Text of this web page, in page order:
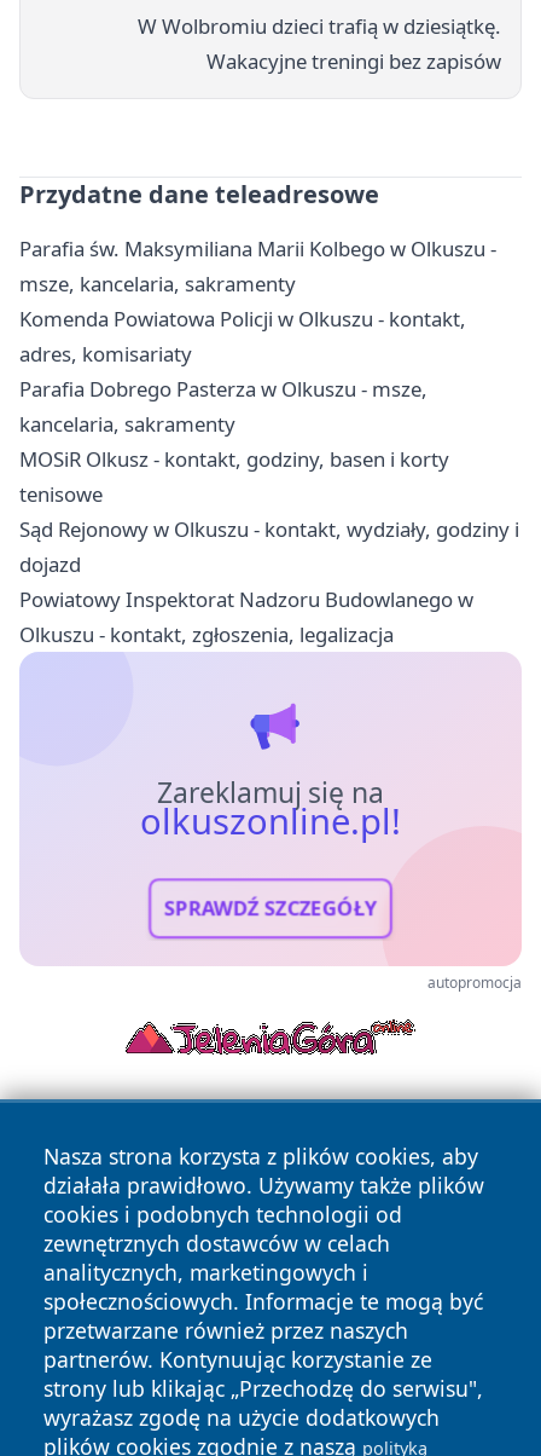
W Wolbromiu dzieci trafią w dziesiątkę.
Wakacyjne treningi bez zapisów
Przydatne dane teleadresowe
Parafia św. Maksymiliana Marii Kolbego w Olkuszu -
msze, kancelaria, sakramenty
Komenda Powiatowa Policji w Olkuszu - kontakt,
adres, komisariaty
Parafia Dobrego Pasterza w Olkuszu - msze,
kancelaria, sakramenty
MOSiR Olkusz - kontakt, godziny, basen i korty
tenisowe
Sąd Rejonowy w Olkuszu - kontakt, wydziały, godziny i
dojazd
Powiatowy Inspektorat Nadzoru Budowlanego w
Olkuszu - kontakt, zgłoszenia, legalizacja
Zareklamuj się na
olkuszonline.pl!
SPRAWDŹ SZCZEGÓŁY
autopromocja
Nasza strona korzysta z plików cookies, aby
działała prawidłowo. Używamy także plików
cookies i podobnych technologii od
zewnętrznych dostawców w celach
analitycznych, marketingowych i
społecznościowych. Informacje te mogą być
przetwarzane również przez naszych
partnerów. Kontynuując korzystanie ze
strony lub klikając „Przechodzę do serwisu",
wyrażasz zgodę na użycie dodatkowych
plików cookies zgodnie z naszą polityką
Copyright © 2026 olkuszonline.pl Wszystkie prawa
zastrzeżone.
News Autorzy
Polityka
Prywatności
Polityka
Cookies